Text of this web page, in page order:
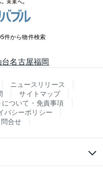
件から物件検索
台名古屋福岡
ニュースリリース
サイトマップ
ついて・免責事項
バシーポリシー
合せ